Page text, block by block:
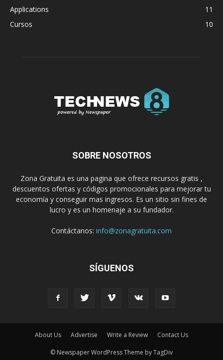
Applications
11
Cursos
10
SOBRE NOSOTROS
Zona Gratuita es una pagina que ofrece recursos gratis ,
descuentos ofertas y códigos promocionales para mejorar tu
economía y conseguir mas ingresos. Es un sitio sin fines de
lucro y es un homenaje a su fundador.
Contáctanos: info@zonagratuita.com
SÍGUENOS
About Us Advertise Write a Review Contact Us
© Newspaper WordPress Theme by TagDiv